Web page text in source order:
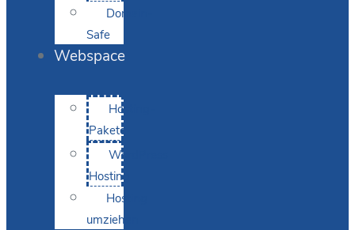
Domain-
Safe
Webspace
Hosting-
Pakete
WordPress
Hosting
Hosting
umziehen